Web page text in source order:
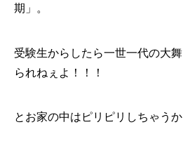
期」。
受験生からしたら一世一代の大
られねぇよ！！！
とお家の中はピリピリしちゃうか